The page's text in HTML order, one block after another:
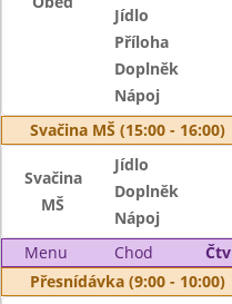
Jídlo
Příloha
Doplněk
Nápoj
Svačina MŠ (15:00 - 16:00)
Svačina
MŠ
Jídlo
Doplněk
Nápoj
Menu
Chod
Přesnídávka (9:00 - 10:00)